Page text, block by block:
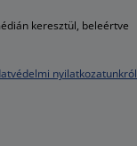
keresztül, beleértve
nyilatkozatunkról